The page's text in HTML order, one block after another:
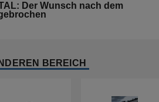
Der Wunsch nach dem
BEREICH